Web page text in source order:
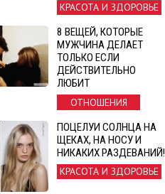
КРАСОТА И ЗДОРОВЬЕ
8 ВЕЩЕЙ, КОТОРЫЕ
МУЖЧИНА ДЕЛАЕТ
ТОЛЬКО ЕСЛИ
ДЕЙСТВИТЕЛЬНО
ЛЮБИТ
ОТНОШЕНИЯ
ПОЦЕЛУИ СОЛНЦА НА
ЩЕКАХ, НА НОСУ И
НИКАКИХ РАЗДЕВАНИЙ!
КРАСОТА И ЗДОРОВЬЕ